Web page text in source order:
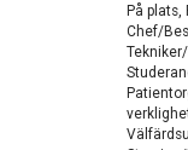
På plats,
Chef/